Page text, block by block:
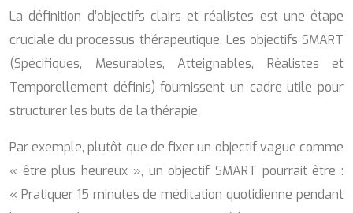
La définition d’objectifs clairs et réalistes est une étape
cruciale du processus thérapeutique. Les objectifs SMART
(Spécifiques, Mesurables, Atteignables, Réalistes et
Temporellement définis) fournissent un cadre utile pour
structurer les buts de la thérapie.
Par exemple, plutôt que de fixer un objectif vague comme
« être plus heureux », un objectif SMART pourrait être :
« Pratiquer 15 minutes de méditation quotidienne pendant